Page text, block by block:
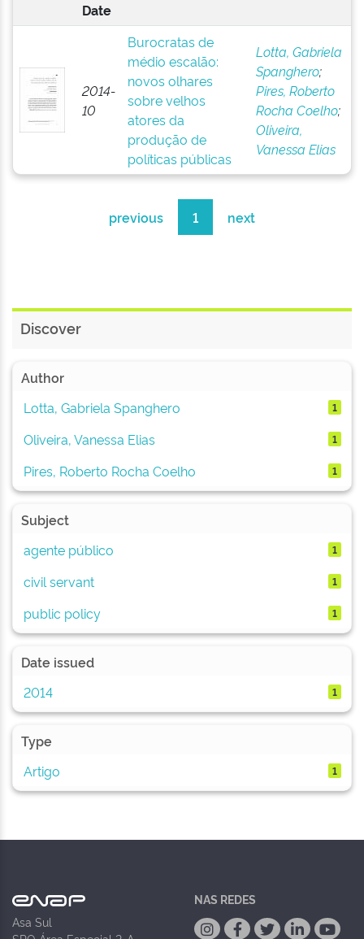
Date
2014-
10
Burocratas de
médio escalão:
novos olhares
sobre velhos
atores da
produção de
políticas públicas
Lotta, Gabriela
Spanghero;
Pires, Roberto
Rocha Coelho;
Oliveira,
Vanessa Elias
previous 1 next
Discover
Author
Lotta, Gabriela Spanghero
1
Oliveira, Vanessa Elias 1
Pires, Roberto Rocha Coelho 1
Subject
agente público
1
civil servant 1
public policy 1
Date issued
2014
1
Type
Artigo
1
Asa Sul
NAS REDES